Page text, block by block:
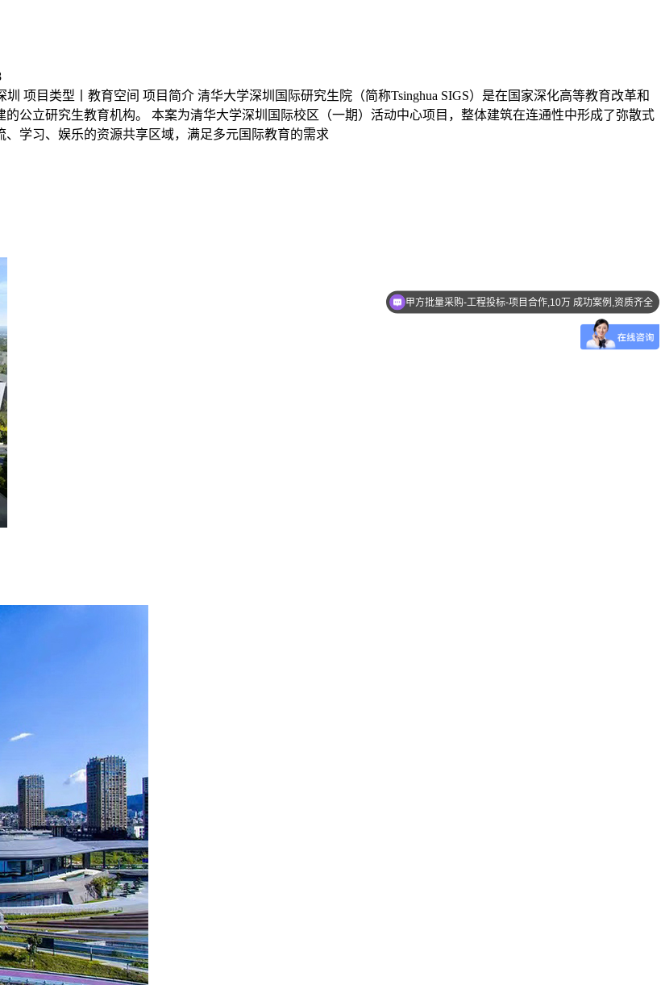
项目类型丨教育空间 项目简介 清华大学深圳国际研究生院（简称Tsinghua SIGS）是在国家深化高等教育改革和
公立研究生教育机构。 本案为清华大学深圳国际校区（一期）活动中心项目，整体建筑在连通性中形成了弥散式
学习、娱乐的资源共享区域，满足多元国际教育的需求
甲方批量采购-工程投标-项目合作,10万 成功案例,资质齐全